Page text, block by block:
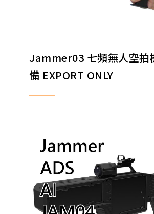
Jammer03 七頻無人空拍
備 EXPORT ONLY